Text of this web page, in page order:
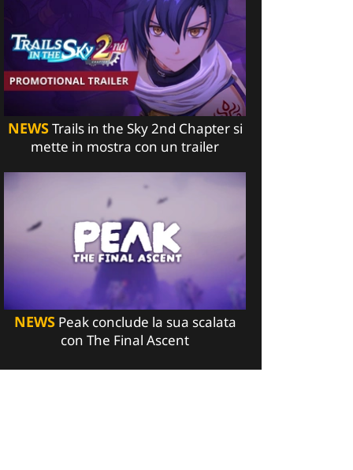
NEWSTrails in the Sky 2nd Chapter si
mette in mostra con un trailer
NEWSPeak conclude la sua scalata
con The Final Ascent